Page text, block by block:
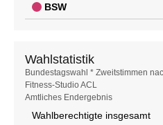
BSW
Wahlstatistik
Wahlstatistik
Bundestagswahl * Zweitstimmen
Fitness-Studio ACL
Amtliches Endergebnis
Wahlberechtigte insgesamt